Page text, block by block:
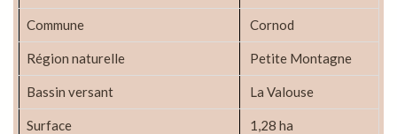
Commune Cornod
Région naturelle Petite Montagne
Bassin versant La Valouse
Surface 1,28 ha